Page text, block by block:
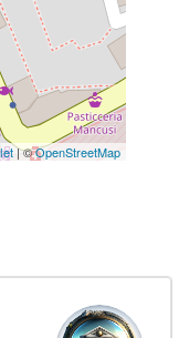
| ©OpenStreetMap